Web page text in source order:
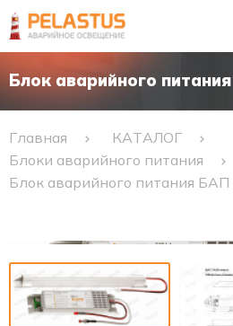
Блок аварийного
Главная
КАТАЛОГ
Блоки аварийного питания
Блок аварийного питания БАП